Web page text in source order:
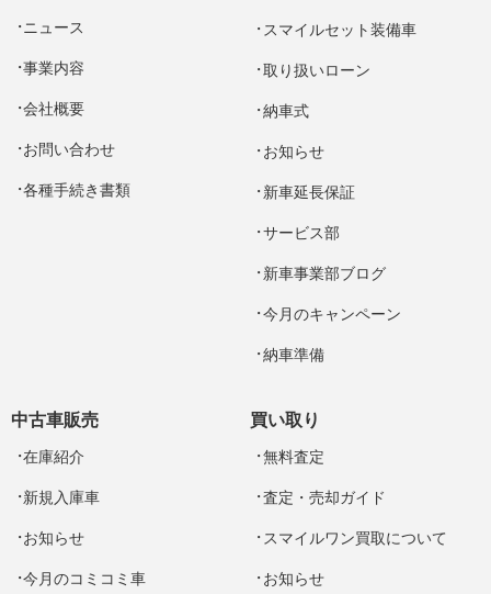
ニュース
事業内容
会社概要
お問い合わせ
各種手続き書類
スマイルセット装備車
取り扱いローン
納車式
お知らせ
新車延長保証
サービス部
新車事業部ブログ
今月のキャンペーン
納車準備
中古車販売
在庫紹介
新規入庫車
お知らせ
今月のコミコミ車
買い取り
無料査定
査定・売却ガイド
スマイルワン買取について
お知らせ